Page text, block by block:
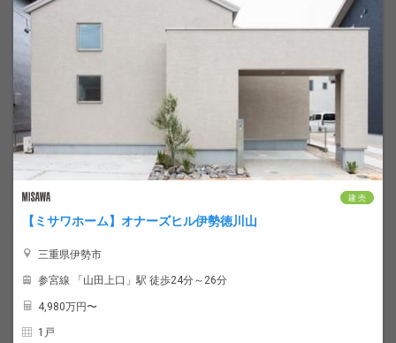
建 売
【ミサワホーム】オナーズヒル伊勢徳川山
三重県伊勢市
参宮線 「山田上口」駅 徒歩24分～26分
4,980万円〜
1戸